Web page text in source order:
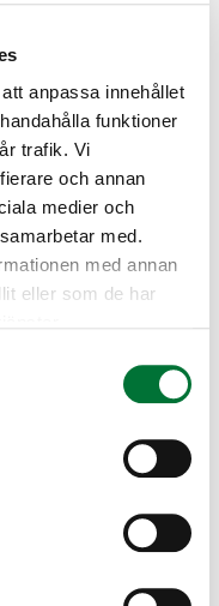
anpassa innehållet
funktioner
trafik. Vi
och annan
medier och
med.
med annan
eller som de har
fåglar och
illern vanligtvis
eller under